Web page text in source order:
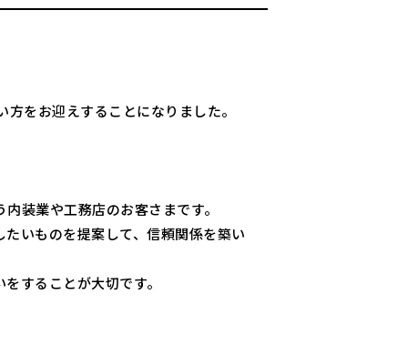
をお迎えすることになりました。
装業や工務店のお客さまです。
いものを提案して、信頼関係を築い
することが大切です。